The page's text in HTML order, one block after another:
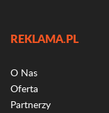
REKLAMA.PL
O Nas
Oferta
Partnerzy